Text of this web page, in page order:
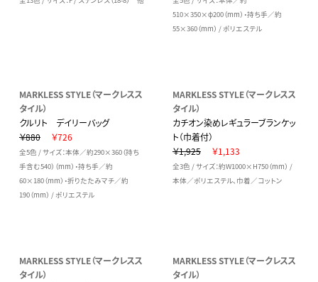
510×350×φ200（mm）・持ち手／約
55×360（mm） / ポリエステル
MARKLESS STYLE（マークレスス
タイル）
クルリト デイリーバッグ
￥880
￥726
全5色 / サイズ：本体／約290×360（持ち
手含む540）（mm）・持ち手／約
60×180（mm）・折りたたみマチ／約
190（mm） / ポリエステル
MARKLESS STYLE（マークレスス
タイル）
カチオン染めレギュラーブランケッ
ト（巾着付）
￥1,925
￥1,133
全3色 / サイズ：約W1000×H750（mm） /
本体／ポリエステル、巾着／コットン
MARKLESS STYLE（マークレスス
タイル）
MARKLESS STYLE（マークレスス
タイル）